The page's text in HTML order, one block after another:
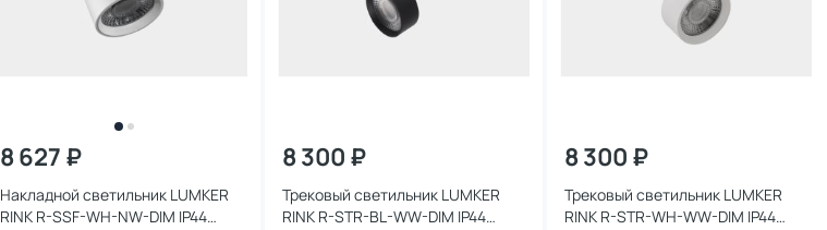
8 627 ₽
Накладной светильник LUMKER
RINK R-SSF-WH-NW-DIM IP44
8 300 ₽
Трековый светильник LUMKER
RINK R-STR-BL-WW-DIM IP44
8 300 ₽
Трековый светильник LUMKER
RINK R-STR-WH-WW-DIM IP44